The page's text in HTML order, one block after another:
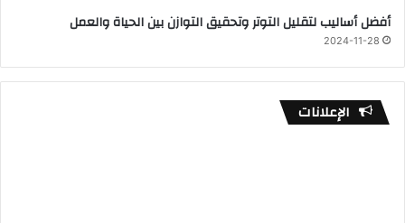
أفضل أساليب لتقليل التوتر وتحقيق التوازن بين الحياة والعمل
2024-11-28
الإعلانات